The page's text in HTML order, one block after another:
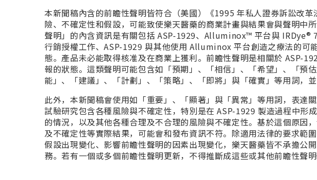
本新聞稿內含的前瞻性聲明皆符合（美國）《1995 年私人證券訴訟改
險、不確定性和假設，可能致使樂天醫藥的商業計畫與結果會與聲明中
聲明」的內含資訊是有關包括 ASP-1929、Alluminox™ 平台與 IRDye®
行銷授權工作、ASP-1929 與其他使用 Alluminox 平台創造之療法的可
態。產品未必能取得核准及在商業上獲利。前瞻性聲明是相關於 ASP-
報的狀態。這類聲明可能包含如「預期」、「相信」、「希望」、「預
能」、「建議」、「計劃」、「策略」、「即將」與「確實」等用詞，
此外，本新聞稿會使用如「重要」、「顯著」與「異常」等用詞，表達
試驗研究包含各種風險與不確定性，特別是在 ASP-1929 製造過程中形
的情況，以及其他各種合理及不合理的風險與不確定性。基於這個原因
及不確定性等實際結果，可能會和發布資訊不符。除適用法律的要求範
假設出現變化、影響前瞻性聲明的因素出現變化，樂天醫藥皆不承擔公
務。若有一個或多個前瞻性聲明更新，不得推斷成這些或其他前瞻性聲明